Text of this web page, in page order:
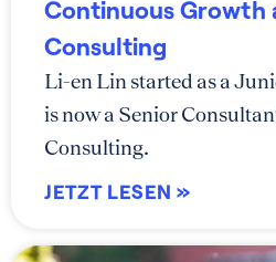
Continuous Growth
Consulting
Li-en Lin started as a
is now a Senior
Consulting.
JETZT LESEN »